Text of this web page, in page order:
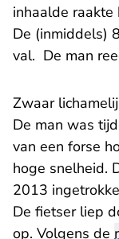
inhaalde raakte
De (inmiddels)
val. De man
Zwaar
De man was
van een forse
hoge snelheid.
2013
De fietser liep
op. Volgens de